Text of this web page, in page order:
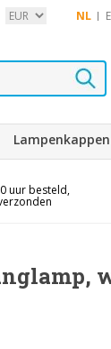
NL
Lampenkappen
uur besteld,